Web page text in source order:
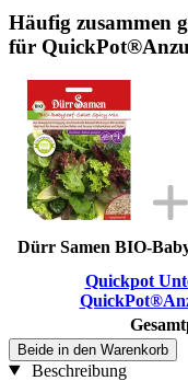
Häufig zusammen
für
Dürr Samen BIO-
Quickpot
Beide in den Warenkorb
Beschreibung